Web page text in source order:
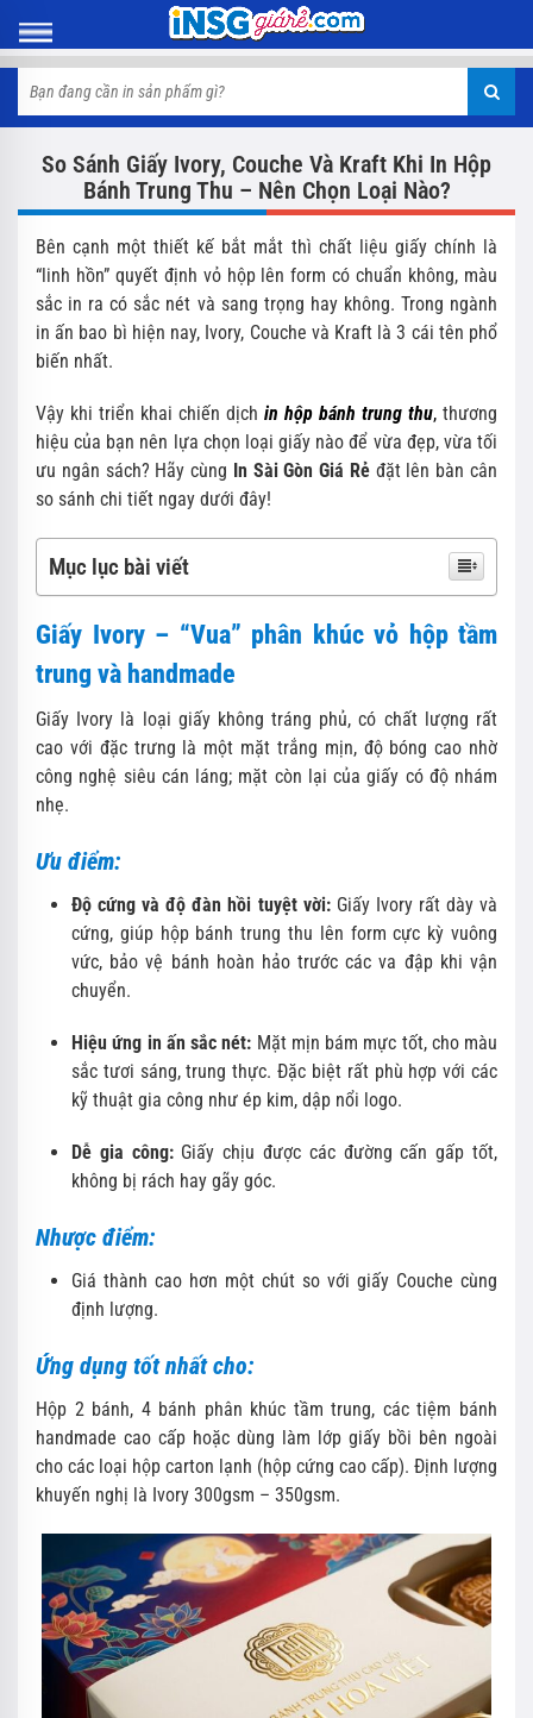
So Sánh Giấy Ivory, Couche Và Kraft Khi In Hộp
Bánh Trung Thu – Nên Chọn Loại Nào?
Bên cạnh một thiết kế bắt mắt thì chất liệu giấy chính là
“linh hồn” quyết định vỏ hộp lên form có chuẩn không, màu
sắc in ra có sắc nét và sang trọng hay không. Trong ngành
in ấn bao bì hiện nay, Ivory, Couche và Kraft là 3 cái tên phổ
biến nhất.
Vậy khi triển khai chiến dịch in hộp bánh trung thu, thương
hiệu của bạn nên lựa chọn loại giấy nào để vừa đẹp, vừa tối
ưu ngân sách? Hãy cùng In Sài Gòn Giá Rẻđặt lên bàn cân
so sánh chi tiết ngay dưới đây!
Mục lục bài viết
Giấy Ivory – “Vua” phân khúc vỏ hộp tầm
trung và handmade
Giấy Ivory là loại giấy không tráng phủ, có chất lượng rất
cao với đặc trưng là một mặt trắng mịn, độ bóng cao nhờ
công nghệ siêu cán láng; mặt còn lại của giấy có độ nhám
nhẹ.
Ưu điểm:
Độ cứng và độ đàn hồi tuyệt vời:Giấy Ivory rất dày và
cứng, giúp hộp bánh trung thu lên form cực kỳ vuông
vức, bảo vệ bánh hoàn hảo trước các va đập khi vận
chuyển.
Hiệu ứng in ấn sắc nét: Mặt mịn bám mực tốt, cho màu
sắc tươi sáng, trung thực. Đặc biệt rất phù hợp với các
kỹ thuật gia công như ép kim, dập nổi logo.
Dễ gia công:Giấy chịu được các đường cấn gấp tốt,
không bị rách hay gãy góc.
Nhược điểm:
Giá thành cao hơn một chút so với giấy Couche cùng
định lượng.
Ứng dụng tốt nhất cho:
Hộp 2 bánh, 4 bánh phân khúc tầm trung, các tiệm bánh
handmade cao cấp hoặc dùng làm lớp giấy bồi bên ngoài
cho các loại hộp carton lạnh (hộp cứng cao cấp). Định lượng
khuyến nghị là Ivory 300gsm – 350gsm.